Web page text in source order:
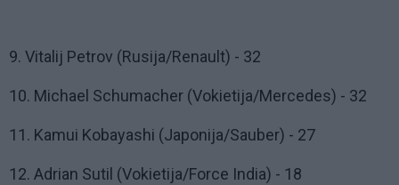
9. Vitalij Petrov (Rusija/Renault) - 32
10. Michael Schumacher (Vokietija/Mercedes) - 32
11. Kamui Kobayashi (Japonija/Sauber) - 27
12. Adrian Sutil (Vokietija/Force India) - 18